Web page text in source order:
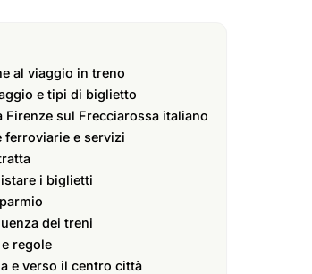
al viaggio in treno
e tipi di biglietto
Firenze sul Frecciarossa italiano
ferroviarie e servizi
i biglietti
dei treni
regole
e verso il centro città